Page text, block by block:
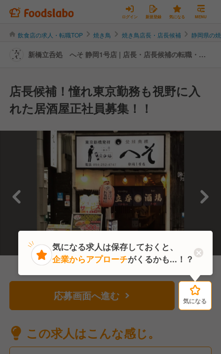
ログイン 新規登録 気になる MENU
飲食店の求人・転職TOP 焼き鳥 焼き鳥店長・店長候補 静岡県の
新橋立呑処 へそ 静岡1号店 | 店長・店長候補の転職・求
店長候補！憧れ東京勤務も視野に入
れた居酒屋正社員募集！！
応募画面へ進む 気になる
この求人はこんな感じ。
気になる
気になる求人は保存しておくと、
企業からアプローチがくるかも...！？